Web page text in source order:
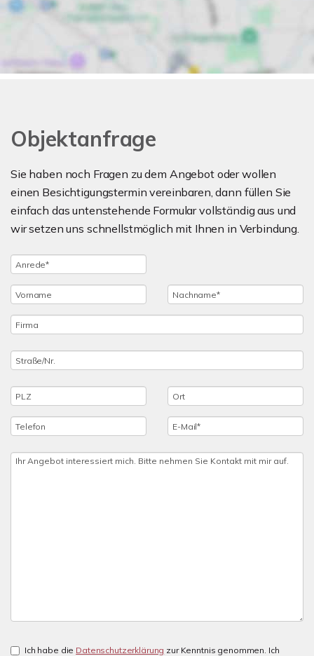
Objektanfrage
Sie haben noch Fragen zu dem Angebot oder wollen
einen Besichtigungstermin vereinbaren, dann füllen Sie
einfach das untenstehende Formular vollständig aus und
wir setzen uns schnellstmöglich mit Ihnen in Verbindung.
Ich habe die Datenschutzerklärung zur Kenntnis genommen. Ich